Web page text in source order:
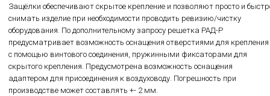
Защёлки обеспечивают скрытое крепление и позволяют просто и
снимать изделие при необходимости проводить ревизию/чистку
оборудования. По дополнительному запросу решетка РАД-Р
предусматривает возможность оснащения отверстиями для крепления
с помощью винтового соединения, пружинными фиксаторами для
скрытого крепления. Предусмотрена возможность оснащения
адаптером для присоединения к воздуховоду. Погрешность при
производстве может составлять +- 2 мм.